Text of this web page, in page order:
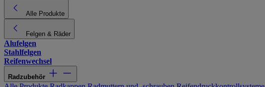
Alle Produkte
Felgen & Räder
Alufelgen
Stahlfelgen
Reifenwechsel
Radzubehör